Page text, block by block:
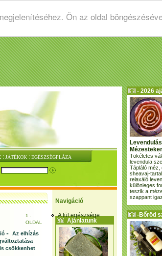
Ön az oldal
: JÁTÉKOK : EGÉSZSÉGPLÁZA
Navigáció
A fül egészsége
Ajánlatunk
1 .
OLDAL
- Az elhízás
csökkenhet
- 2026
Levendulás
Tökéletes
levendula
Tápláló méz,
sheavaj-
relaxáló
különleges
teszik a
szappant
-Bőröd